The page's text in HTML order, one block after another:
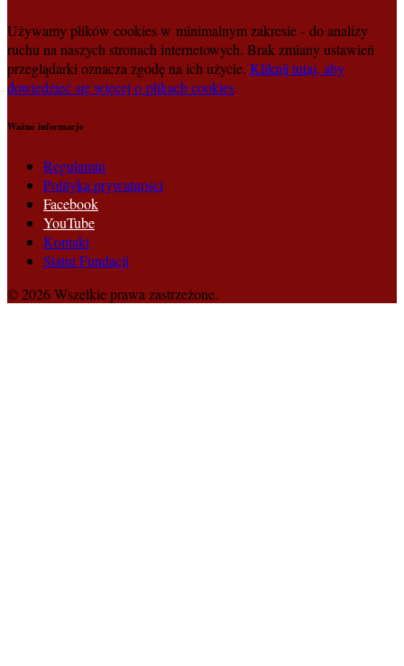
Używamy plików cookies w minimalnym zakresie - do analizy
ruchu na naszych stronach internetowych. Brak zmiany ustawień
przeglądarki oznacza zgodę na ich użycie. Kliknij tutaj, aby
dowiedzieć się więcej o plikach cookies.
Ważne informacje
Regulamin
Polityka prywatności
Facebook
YouTube
Kontakt
Statut Fundacji
© 2026 Wszelkie prawa zastrzeżone.